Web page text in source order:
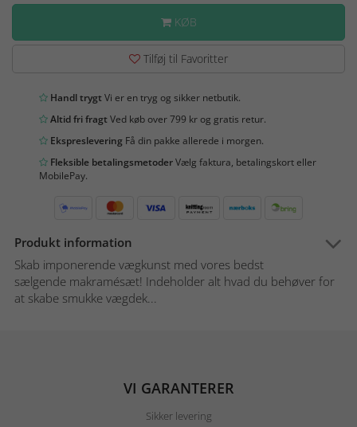
KØB
Tilføj til Favoritter
Handl trygtVi er en tryg og sikker netbutik.
Altid fri fragtVed køb over 799 kr og gratis retur.
Ekspreslevering Få din pakke allerede i morgen.
Fleksible betalingsmetoderVælg faktura, betalingskort eller
MobilePay.
Produkt information
Skab imponerende vægkunst med vores bedst
sælgende makramésæt! Indeholder alt hvad du behøver for
at skabe smukke vægdek...
VI GARANTERER
Sikker levering